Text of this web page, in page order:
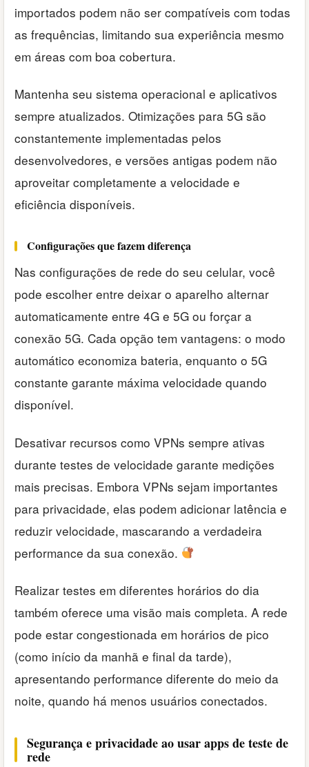
importados podem não ser compatíveis com todas
as frequências, limitando sua experiência mesmo
em áreas com boa cobertura.
Mantenha seu sistema operacional e aplicativos
sempre atualizados. Otimizações para 5G são
constantemente implementadas pelos
desenvolvedores, e versões antigas podem não
aproveitar completamente a velocidade e
eficiência disponíveis.
Configurações que fazem diferença
Nas configurações de rede do seu celular, você
pode escolher entre deixar o aparelho alternar
automaticamente entre 4G e 5G ou forçar a
conexão 5G. Cada opção tem vantagens: o modo
automático economiza bateria, enquanto o 5G
constante garante máxima velocidade quando
disponível.
Desativar recursos como VPNs sempre ativas
durante testes de velocidade garante medições
mais precisas. Embora VPNs sejam importantes
para privacidade, elas podem adicionar latência e
reduzir velocidade, mascarando a verdadeira
performance da sua conexão.
Realizar testes em diferentes horários do dia
também oferece uma visão mais completa. A rede
pode estar congestionada em horários de pico
(como início da manhã e final da tarde),
apresentando performance diferente do meio da
noite, quando há menos usuários conectados.
Segurança e privacidade ao usar apps de teste de
rede